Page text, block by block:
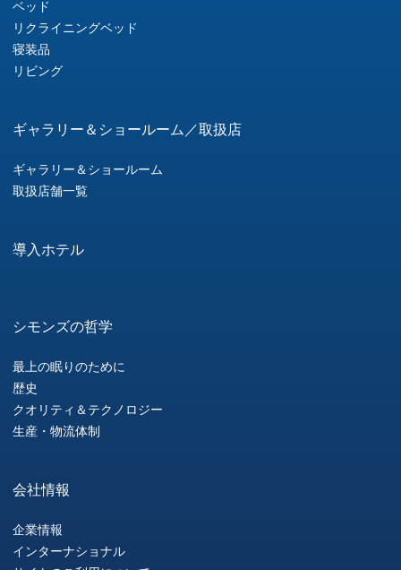
ベッド
リクライニングベッド
寝装品
リビング
ギャラリー＆ショールーム／取扱店
ギャラリー＆ショールーム
取扱店舗一覧
導入ホテル
シモンズの哲学
最上の眠りのために
歴史
クオリティ＆テクノロジー
生産・物流体制
会社情報
企業情報
インターナショナル